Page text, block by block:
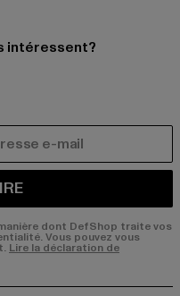
intéressent?
dont DefShop traite vos
Vous pouvez vous
Lire la déclaration de